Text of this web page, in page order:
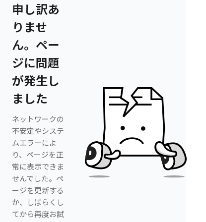
申し訳あ
りませ
ん。ペー
ジに問題
が発生し
ました
ネットワークの
不安定やシステ
ムエラーによ
り、ページを正
常に表示できま
せんでした。ペ
ージを更新する
か、しばらくし
てから再度お試